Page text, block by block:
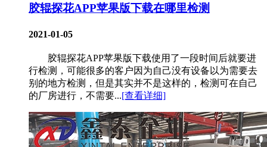
胶辊探花APP苹果版下载在哪里检测
2021-01-05
胶辊探花APP苹果版下载使用了一段时间后就要进
行检测，可能很多的客户因为自己没有设备以为需要去
别的地方检测，但是其实并不是这样的，检测可在自己
的厂房进行，不需要...[查看详细]